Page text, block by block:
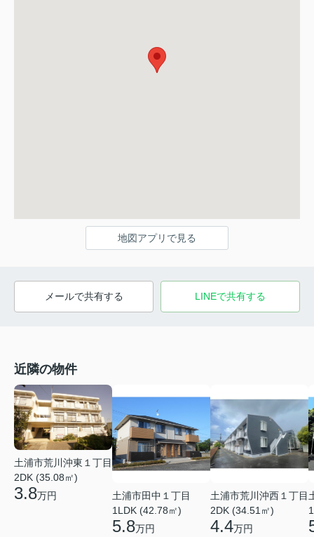
地図アプリで見る
メールで共有する LINEで共有する
近隣の物件
土浦市荒川沖東１丁目
2DK (35.08㎡)
3.8万円
土浦市田中１丁目
1LDK (42.78㎡)
5.8万円
土浦市荒川沖西１丁目
2DK (34.51㎡)
4.4万円